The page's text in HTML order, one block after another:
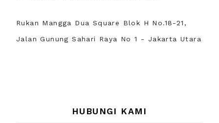
Rukan Mangga Dua Square Blok H No.18-21,
Jalan Gunung Sahari Raya No 1 - Jakarta Utara
HUBUNGI KAMI